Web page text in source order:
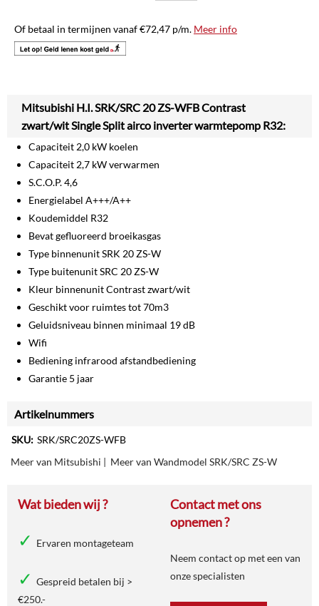
Of betaal in termijnen vanaf€72,47 p/m. Meer info
Mitsubishi H.I. SRK/SRC 20 ZS-WFB Contrast
zwart/wit Single Split airco inverter warmtepomp R32:
Capaciteit 2,0 kW koelen
Capaciteit 2,7 kW verwarmen
S.C.O.P. 4,6
Energielabel A+++/A++
Koudemiddel R32
Bevat gefluoreerd broeikasgas
Type binnenunit SRK 20 ZS-W
Type buitenunit SRC 20 ZS-W
Kleur binnenunit Contrast zwart/wit
Geschikt voor ruimtes tot 70m3
Geluidsniveau binnen minimaal 19 dB
Wifi
Bediening infrarood afstandbediening
Garantie 5 jaar
Artikelnummers
SKU: SRK/SRC20ZS-WFB
Meer van Mitsubishi | Meer van Wandmodel SRK/SRC ZS-W
Wat bieden wij ?
Ervaren montageteam
Gespreid betalen bij >
€250.-
Contact met ons
opnemen ?
Neem contact op met een van
onze specialisten